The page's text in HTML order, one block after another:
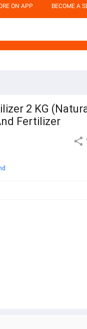
ON APP BECOME A
2 KG
Fertilizer